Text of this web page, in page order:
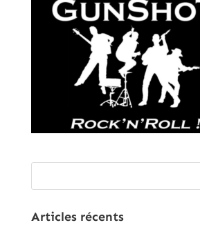
Articles récents